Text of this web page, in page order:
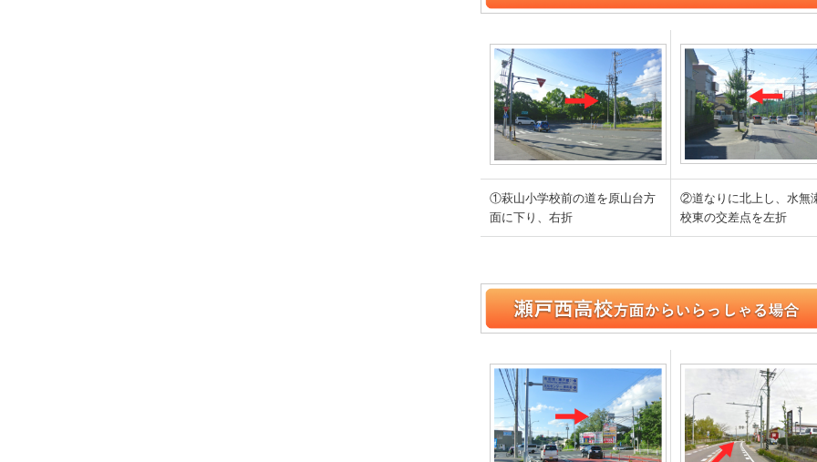
①萩山小学校前の道を原山台方
面に下り、右折
②道なりに北上し、水無
校東の交差点を左折